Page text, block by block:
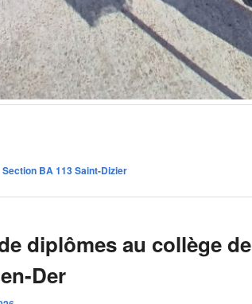
Section BA 113 Saint-Dizier
diplômes au collège de
Der